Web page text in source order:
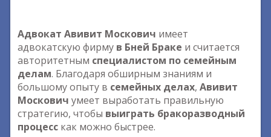
Адвокат Авивит Москович имеет
адвокатскую фирму в Бней Браке и считается
авторитетным специалистом по семейным
делам. Благодаря обширным знаниям и
большому опыту в семейных делах, Авивит
Москович умеет выработать правильную
стратегию, чтобы выиграть бракоразводный
процесс как можно быстрее.